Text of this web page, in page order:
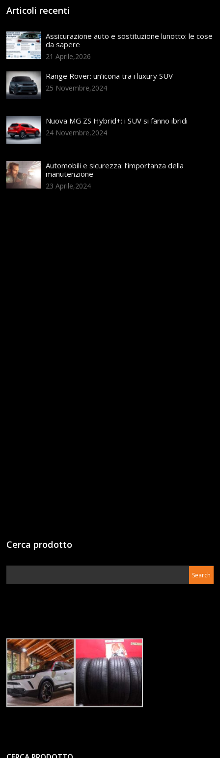
Articoli recenti
Assicurazione auto e sostituzione lunotto: le cose
da sapere
21 Aprile,2026
Range Rover: un’icona tra i luxury SUV
25 Novembre,2024
Nuova MG ZS Hybrid+: i SUV si fanno ibridi
24 Novembre,2024
Automobili e sicurezza: l’importanza della
manutenzione
23 Aprile,2024
Cerca prodotto